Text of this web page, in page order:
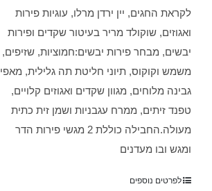
לקראת החגים, יין ירדן מרלו, עוגיות פירות
ואגוזים, שוקולד מריר בעיטור שקדים ופירות
יבשים, מבחר פירות יבשים:חמוציות, שזיפים,
משמש וקוקוס, תיוני חליטת תה גלילית, מאפי
גבינה מלוחים, מגוון שקדים ואגוזים קלויים,
טפנד זיתים, ממרח עגבניות ושמן זית כתית
מעולה.החבילה כוללת 2 מגשי פירות הדר
ומגש ובו מעדנים
לפרטים נוספים